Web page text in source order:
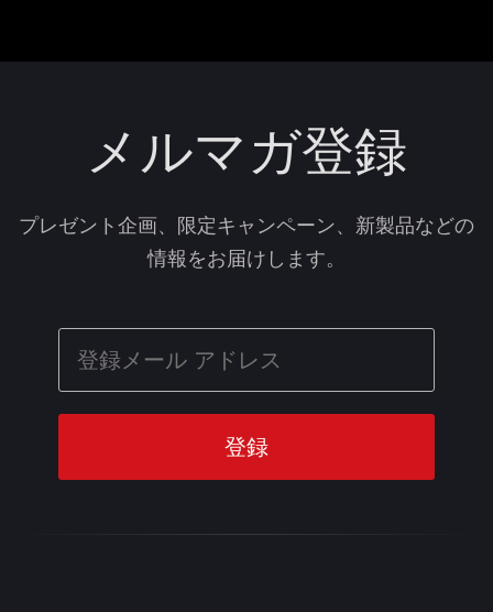
メルマガ登録
プレゼント企画、限定キャンペーン、新製品などの
情報をお届けします。